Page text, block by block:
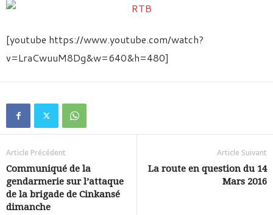
[youtube https://www.youtube.com/watch?
v=LraCwuuM8Dg&w=640&h=480]
Article Précédent
Communiqué de la
gendarmerie sur l’attaque
de la brigade de Cinkansé
dimanche
Article Suivant
La route en question du 14
Mars 2016